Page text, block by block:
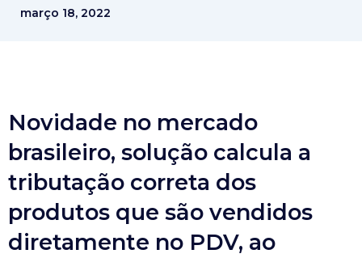
março 18, 2022
Novidade no mercado
brasileiro, solução calcula a
tributação correta dos
produtos que são vendidos
diretamente no PDV, ao